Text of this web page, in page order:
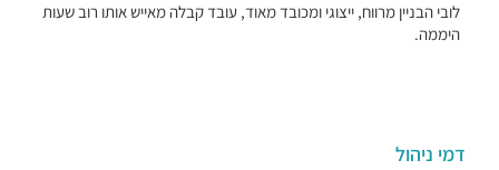
לובי הבניין מרווח, ייצוגי ומכובד מאוד, עובד קבלה מאייש אותו רוב שעות
היממה.
דמי ניהול